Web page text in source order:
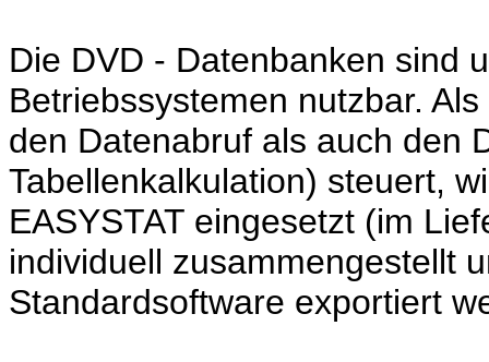
Die DVD - Datenbanken sind
Betriebssystemen nutzbar.
den Datenabruf als auch den
Tabellenkalkulation) steuert,
EASYSTAT eingesetzt (im
individuell zusammengestellt
Standardsoftware exportiert